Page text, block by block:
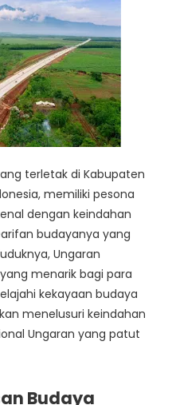
terletak di Kabupaten
memiliki pesona
dengan keindahan
budayanya yang
Ungaran
menarik bagi para
kekayaan budaya
menelusuri keindahan
Ungaran yang patut
Budaya